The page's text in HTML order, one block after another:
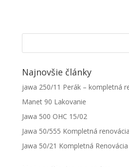
Najnovšie články
jawa 250/11 Perák – kompletná
Manet 90 Lakovanie
Jawa 500 OHC 15/02
Jawa 50/555 Kompletná renovácia
Jawa 50/21 Kompletná Renovácia